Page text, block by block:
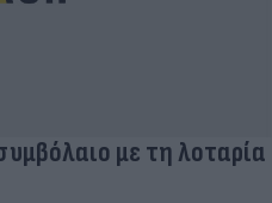
με τη λοταρία